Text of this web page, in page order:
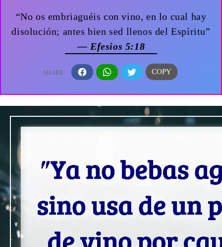
“No os embriaguéis con vino, en lo cual hay
disolución; antes bien sed llenos del Espíritu”
— Efesios 5:18